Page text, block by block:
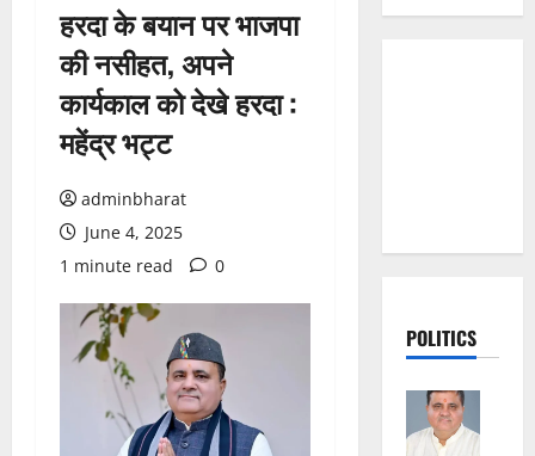
हरदा के बयान पर भाजपा
की नसीहत, अपने
कार्यकाल को देखे हरदा :
महेंद्र भट्ट
adminbharat
June 4, 2025
1 minute read
0
POLITICS